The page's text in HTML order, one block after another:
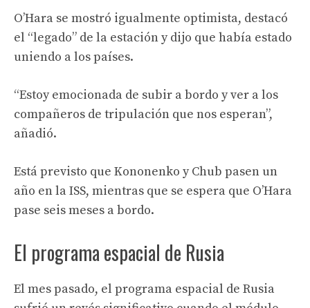
O’Hara se mostró igualmente optimista, destacó
el “legado” de la estación y dijo que había estado
uniendo a los países.
“Estoy emocionada de subir a bordo y ver a los
compañeros de tripulación que nos esperan”,
añadió.
Está previsto que Kononenko y Chub pasen un
año en la ISS, mientras que se espera que O’Hara
pase seis meses a bordo.
El programa espacial de Rusia
El mes pasado, el programa espacial de Rusia